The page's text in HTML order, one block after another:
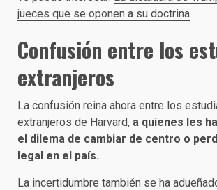
jueces que se oponen a su doctrina
Confusión entre los
extranjeros
La confusión reina ahora entre los
extranjeros de Harvard, a quienes les
el dilema de cambiar de centro o
legal en el país.
La incertidumbre también se ha